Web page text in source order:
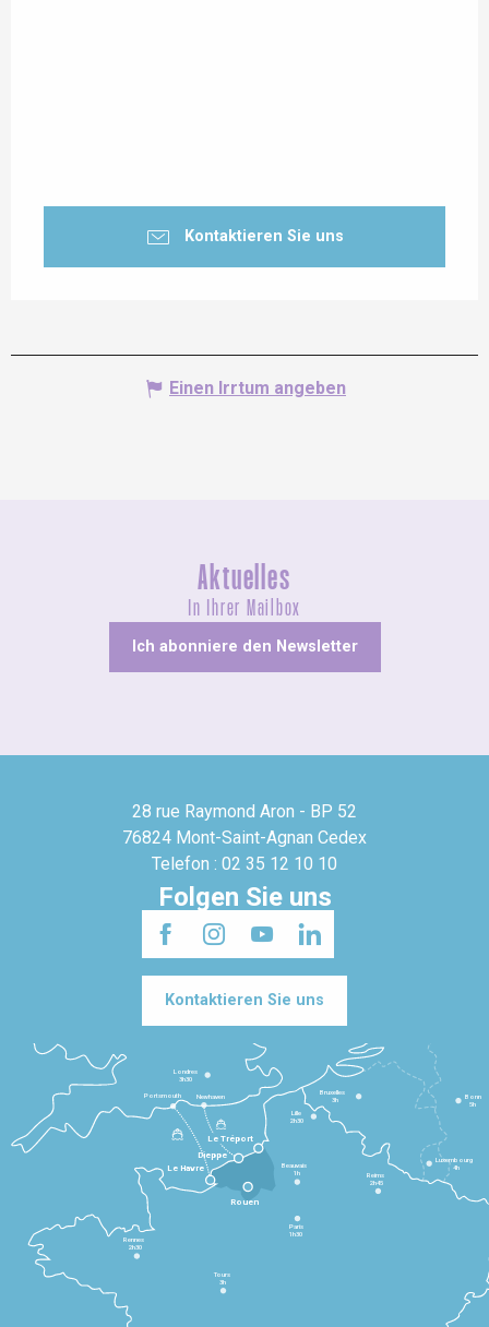
Kontaktieren Sie uns
Einen Irrtum angeben
Aktuelles
In Ihrer Mailbox
Ich abonniere den Newsletter
28 rue Raymond Aron - BP 52
76824 Mont-Saint-Agnan Cedex
Telefon : 02 35 12 10 10
Folgen Sie uns
Kontaktieren Sie uns
Le Havre
Dieppe
Le Tréport
Rennes
2h30
Tours
3h
Paris
1h30
Beauvais
1h
Reims
2h45
Lille
2h30
Bruxelles
3h
Londres
3h30
Newhaven
Portsmouth
Bonn
5h
Luxembourg
4h
Rouen